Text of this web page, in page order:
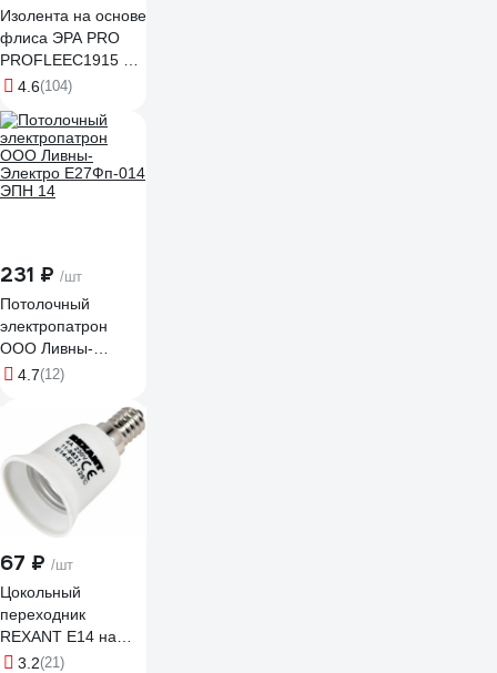
Изолента на основе
флиса ЭРА PRO
PROFLEEC1915 19
мм, 15 м, 0,3 мм,
4.6(104)
231 ₽ /шт
Потолочный
электропатрон
ООО Ливны-
Электро Е27Фп-014
4.7(12)
67 ₽ /шт
Цокольный
переходник
REXANT Е14 на
Е27 11-8831
3.2(21)